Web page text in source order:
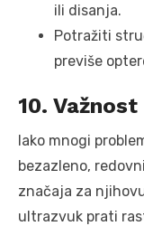
ili disanja.
Potražiti
previše
10.
Iako mnogi
bezazleno,
značaja za
ultrazvuk prati